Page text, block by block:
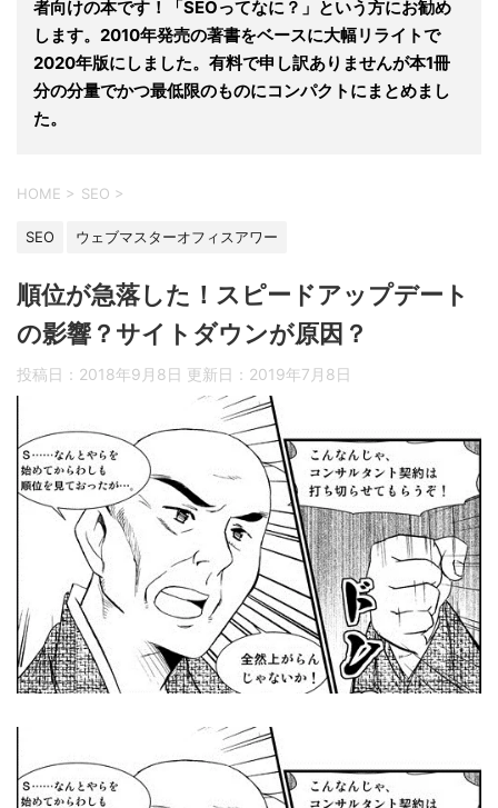
者向けの本です！「SEOってなに？」という方にお勧め
します。2010年発売の著書をベースに大幅リライトで
2020年版にしました。有料で申し訳ありませんが本1冊
分の分量でかつ最低限のものにコンパクトにまとめまし
た。
HOME > SEO >
SEO ウェブマスターオフィスアワー
順位が急落した！スピードアップデート
の影響？サイトダウンが原因？
投稿日：2018年9月8日 更新日： 2019年7月8日